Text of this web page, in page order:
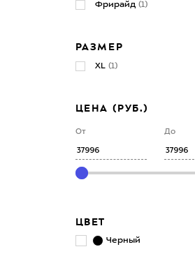
Фрирайд (1)
РАЗМЕР
XL (1)
ЦЕНА (РУБ.)
От До
ЦВЕТ
Черный